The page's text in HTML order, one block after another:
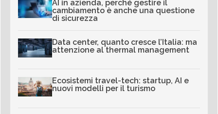
AI in azienda, perché gestire il
cambiamento è anche una questione
di sicurezza
Data center, quanto cresce l’Italia: ma
attenzione al thermal management
Ecosistemi travel-tech: startup, AI e
nuovi modelli per il turismo